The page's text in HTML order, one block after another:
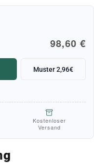
98,60 €
Muster 2,96€
Kostenloser
Versand